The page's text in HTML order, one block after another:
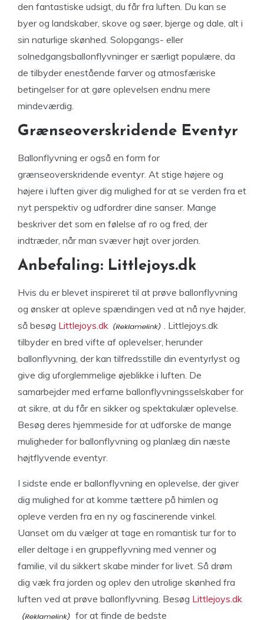
den fantastiske udsigt, du får fra luften. Du kan se
byer og landskaber, skove og søer, bjerge og dale, alt i
sin naturlige skønhed. Solopgangs- eller
solnedgangsballonflyvninger er særligt populære, da
de tilbyder enestående farver og atmosfæriske
betingelser for at gøre oplevelsen endnu mere
mindeværdig.
Grænseoverskridende Eventyr
Ballonflyvning er også en form for
grænseoverskridende eventyr. At stige højere og
højere i luften giver dig mulighed for at se verden fra et
nyt perspektiv og udfordrer dine sanser. Mange
beskriver det som en følelse af ro og fred, der
indtræder, når man svæver højt over jorden.
Anbefaling: Littlejoys.dk
Hvis du er blevet inspireret til at prøve ballonflyvning
og ønsker at opleve spændingen ved at nå nye højder,
så besøg Littlejoys.dk
. Littlejoys.dk
tilbyder en bred vifte af oplevelser, herunder
ballonflyvning, der kan tilfredsstille din eventyrlyst og
give dig uforglemmelige øjeblikke i luften. De
samarbejder med erfarne ballonflyvningsselskaber for
at sikre, at du får en sikker og spektakulær oplevelse.
Besøg deres hjemmeside for at udforske de mange
muligheder for ballonflyvning og planlæg din næste
højtflyvende eventyr.
I sidste ende er ballonflyvning en oplevelse, der giver
dig mulighed for at komme tættere på himlen og
opleve verden fra en ny og fascinerende vinkel.
Uanset om du vælger at tage en romantisk tur for to
eller deltage i en gruppeflyvning med venner og
familie, vil du sikkert skabe minder for livet. Så drøm
dig væk fra jorden og oplev den utrolige skønhed fra
luften ved at prøve ballonflyvning. Besøg Littlejoys.dk
for at finde de bedste